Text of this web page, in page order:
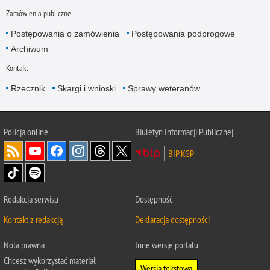
Zamówienia publiczne
Postępowania o zamówienia
Postępowania podprogowe
Archiwum
Kontakt
Rzecznik Skargi i wnioski Sprawy weteranów
Policjaonline
Biuletyn Informacji Publicznej
BIP KGP
Redakcja serwisu
Kontakt z redakcją
Dostępność
Deklaracja dostępności
Nota prawna
Chcesz wykorzystać materiał
Inne wersje portalu